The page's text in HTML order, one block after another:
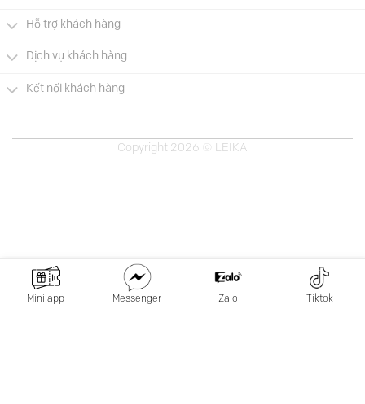
Hỗ trợ khách hàng
Dịch vụ khách hàng
Kết nối khách hàng
Copyright 2026 © LEIKA
Mini app Messenger Zalo Tiktok